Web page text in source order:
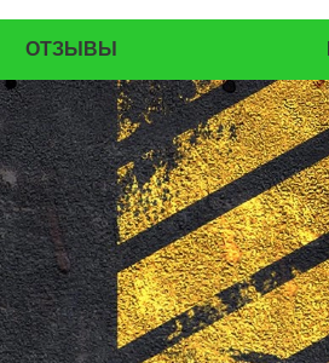
ОСИННИКИ
АЛАПАЕВСК
ИЗОБИЛЬНЫЙ
МОРШАНСК
БУГУЛЬМА
БУИНСК
ЛИХОСЛАВЛЬ
СУВОРОВ
СНЕЖИНСК
ТЫНДА
БИРЮЧ
НОВЫЙ ОСКОЛ
ВЕЛИКИЙ УСТЮГ
НИКОЛЬСК
ЛЕНИНСК-КУЗНЕЦКИЙ
НАЗАРОВО
ОТЗЫВЫ